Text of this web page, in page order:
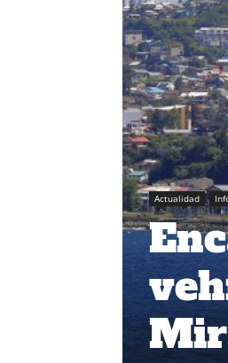
Actualidad